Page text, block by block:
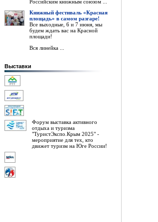
Российским книжным союзом ...
Книжный фестиваль «Красная
площадь» в самом разгаре!
Все выходные, 6 и 7 июня, мы
будем ждать вас на Красной
площади!
Вся линейка ...
Выставки
Форум выставка активного
отдыха и туризма
"ТуристЭкспо.Крым 2025" -
мероприятие для тех, кто
движет туризм на Юге России!